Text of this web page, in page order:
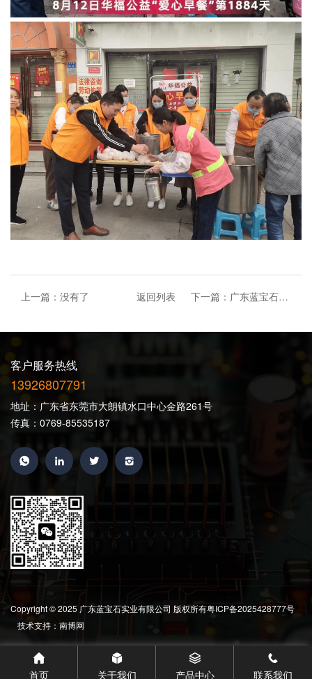
上一篇：没有了 返回列表 下一篇：广东蓝宝石实业有限公司亮相2021广州光亚展
客户服务热线
13926807791
地址：广东省东莞市大朗镇水口中心金路261号
传真：0769-85535187
Copyright © 2025 广东蓝宝石实业有限公司 版权所有粤ICP备2025428777号
技术支持：南博网
首页 关于我们 产品中心 联系我们